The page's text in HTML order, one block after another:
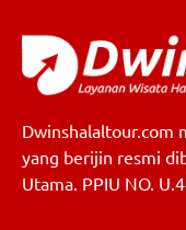
Dwinshalaltour.com
yang berijin resmi
Utama. PPIU NO.